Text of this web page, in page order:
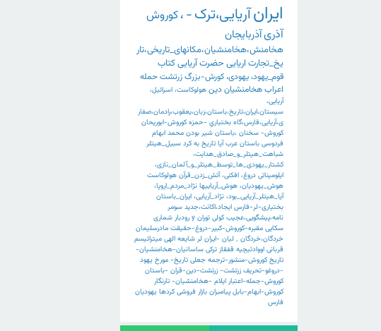
ایرانآریایی،ترک-،کوروش
آذریآذربایجان
هخامنش،هخامنشیان،مکانهای_تاریخی،تار
یخ_تجارت اریایی حضرتآریاییکتاب
قوم_یهود،یهودی،کورش-بزرگزرتشتحمله
اعرابهخامنشیان دین هولوکاست، اسرائیل،
آریایی،
سیستان،ایران،تاریخ،باستان،زبان،یعقوب،رادمان،صفار
ی،آریایی،فارس،گاه بختياري -حمزه کوروش-ابوریحان
کوروش- سخنان ،باستان شیر بودن محمد ابهام
فردوسی باستان عرب آیا تاریخ به کرد سبیل_هیتلر
شباهت_هیتلر_و_صادق_هدایت،
کشتار_یهودی_ها_توسط_هیتلر_و_آلمان_نازی،
ایلومیناتی دروغ، افکنی، آتش_زدن_قرآن هولوکاست
هوش_یهودیان، هوش_آریاییها نژاد_مردم_اروپا،
آیا_هیتلر_آریایی_بود، نژاد_آریایی، ایران_باستان
بختیاری-لر-فارس ایجاد،اکانت،جدید سومر
نامه،پیشگویی،عجیب کولی توران y رودبار شماری
سکایی مقبره-کوروش-کبیر-دروغ-حقیقت مادرسلیمان
خردگان،خردگان ٬ لیان -ایران لر شایعه الهی میترائیسم
قربانی اووادئیچیه قفقاز ترکی ساسانیان-هخامنشیان-
تاریخ کوروش-منشور-ترجمه جعلی تاریخ- مورخ یهود
-دروغو-تحریف زرتشت- زرتشت-دین-قران -باستان
کوروش-جمله-اعتبار ایلام -هخامنشیان- تارنگار
کوروش-ابهام-بابل پیامبران بازار فروشی کردها یهودیان
فارس